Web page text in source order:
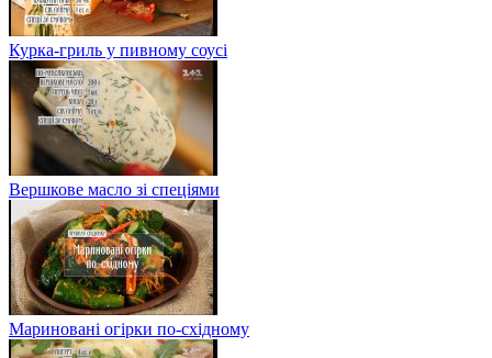
Курка-гриль у пивному соусі
Вершкове масло зі спеціями
Мариновані огірки по-східному